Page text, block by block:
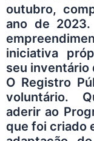
outubro,
ano de
iniciativa
seu inventário
O Registro
voluntário.
aderir ao
que foi criado